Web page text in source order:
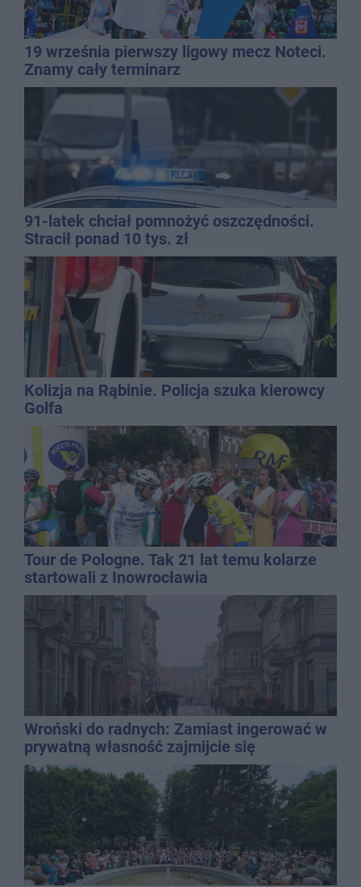
19 września pierwszy ligowy mecz Noteci.
Znamy cały terminarz
91-latek chciał pomnożyć oszczędności.
Stracił ponad 10 tys. zł
Kolizja na Rąbinie. Policja szuka kierowcy
Golfa
Tour de Pologne. Tak 21 lat temu kolarze
startowali z Inowrocławia
Wroński do radnych: Zamiast ingerować w
prywatną własność zajmijcie się
gospodarką